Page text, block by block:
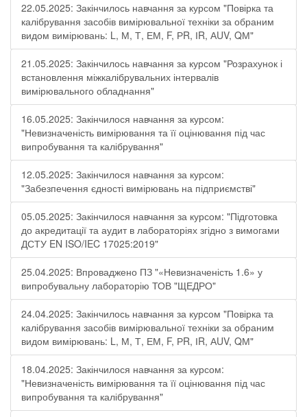
22.05.2025: Закінчилось навчання за курсом "Повірка та
калібрування засобів вимірювальної техніки за обраним
видом вимірювань: L, М, Т, ЕМ, F, РR, ІR, АUV, QМ"
21.05.2025: Закінчилось навчання за курсом "Розрахунок і
встановлення міжкалібрувальних інтервалів
вимірювального обладнання"
16.05.2025: Закінчилося навчання за курсом:
"Невизначеність вимірювання та її оцінювання під час
випробування та калібрування"
12.05.2025: Закінчилося навчання за курсом:
"Забезпечення єдності вимірювань на підприємстві"
05.05.2025: Закінчилося навчання за курсом: "Підготовка
до акредитації та аудит в лабораторіях згідно з вимогами
ДСТУ EN ISO/IEC 17025:2019"
25.04.2025: Впроваджено ПЗ "«Невизначеність 1.6» у
випробувальну лабораторію ТОВ "ЩЕДРО"
24.04.2025: Закінчилось навчання за курсом "Повірка та
калібрування засобів вимірювальної техніки за обраним
видом вимірювань: L, М, Т, ЕМ, F, РR, ІR, АUV, QМ"
18.04.2025: Закінчилося навчання за курсом:
"Невизначеність вимірювання та її оцінювання під час
випробування та калібрування"